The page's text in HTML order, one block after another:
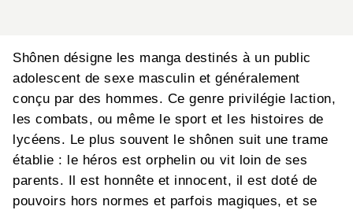
Shônen désigne les manga destinés à un public
adolescent de sexe masculin et généralement
conçu par des hommes. Ce genre privilégie laction,
les combats, ou même le sport et les histoires de
lycéens. Le plus souvent le shônen suit une trame
établie : le héros est orphelin ou vit loin de ses
parents. Il est honnête et innocent, il est doté de
pouvoirs hors normes et parfois magiques, et se